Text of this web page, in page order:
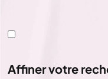
Affiner votre